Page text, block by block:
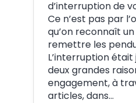
d’interruption de
Ce n’est pas par
qu’on reconnaît un
remettre les
L’interruption
deux grandes
engagement, à
articles, dans…